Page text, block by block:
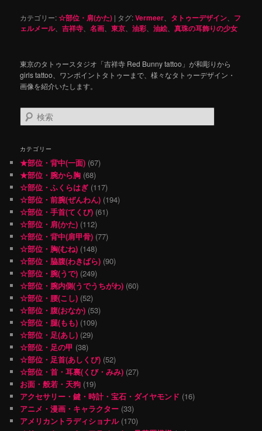
カテゴリー:☆部位・肩(かた) | タグ:Vermeer タトゥーデザイン
フ
ェルメール、吉祥寺 、名画 、東京 、油彩 、油絵 、真珠の耳飾りの少女
東京のタトゥースタジオ「吉祥寺 Red Bunny tattoo」が和彫りから
girls tattoo、ワンポイントタトゥーまで、様々なタトゥーデザイン・
画像を紹介いたします。
検
索
カテゴリー
★部位・背中(一面) (67)
★部位・腕から胸 (68)
☆部位・ふくらはぎ (117)
☆部位・前腕(ぜんわん) (194)
☆部位・手首(てくび) (61)
☆部位・肩(かた) (112)
☆部位・背中(肩甲骨) (77)
☆部位・胸(むね) (148)
☆部位・脇腹(わきばら) (90)
☆部位・腕(うで) (249)
☆部位・腕内側(うでうちがわ) (60)
☆部位・腰(こし) (52)
☆部位・腹(おなか) (53)
☆部位・腿(もも) (109)
☆部位・足(あし) (29)
☆部位・足の甲 (38)
☆部位・足首(あしくび) (52)
☆部位・首・耳裏(くび・みみ) (27)
お面・般若・天狗 (19)
アクセサリー・鍵・時計・宝石・ダイヤモンド (16)
アニメ・漫画・キャラクター (33)
アメリカントラディショナル(170)